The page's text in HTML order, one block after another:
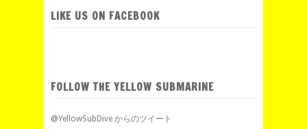
LIKE US ON FACEBOOK
FOLLOW THE YELLOW SUBMARINE
@YellowSubDive からのツイート